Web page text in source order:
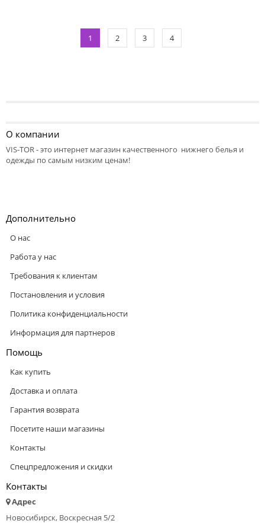
1 2 3 4
О компании
VIS-TOR - это интернет магазин качественного нижнего белья и
одежды по самым низким ценам!
Дополнительно
О нас
Работа у нас
Требования к клиентам
Постановления и условия
Политика конфиденциальности
Информация для партнеров
Помощь
Как купить
Доставка и оплата
Гарантия возврата
Посетите наши магазины
Контакты
Спецпредложения и скидки
Контакты
Адрес
Новосибирск, Воскресная 5/2